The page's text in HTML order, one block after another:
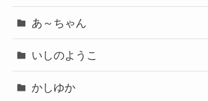
あ～ちゃん
いしのようこ
かしゆか